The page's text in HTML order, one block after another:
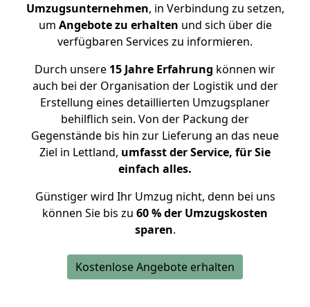
Umzugsunternehmen, in Verbindung zu setzen,
um Angebote zu erhalten und sich über die
verfügbaren Services zu informieren.
Durch unsere 15 Jahre Erfahrung können wir
auch bei der Organisation der Logistik und der
Erstellung eines detaillierten Umzugsplaner
behilflich sein. Von der Packung der
Gegenstände bis hin zur Lieferung an das neue
Ziel in Lettland, umfasst der Service, für Sie
einfach alles.
Günstiger wird Ihr Umzug nicht, denn bei uns
können Sie bis zu 60 % der Umzugskosten
sparen.
Kostenlose Angebote erhalten